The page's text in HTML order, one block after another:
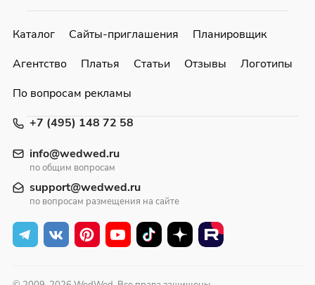
+7 (495) 148 72 58
info@wedwed.ru
по общим вопросам
support@wedwed.ru
по вопросам размещения на сайте
Каталог Сайты-приглашения
Планировщик
Агентство
Платья Статьи Отзывы
Логотипы
По вопросам рекламы